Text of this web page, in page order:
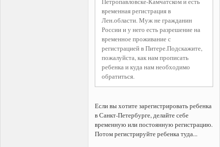
временная регистрация в
Лен.области. Муж не гражданин
России и у него есть разрешение на
временное проживание с
регистрацией в Питере.Подскажите,
пожалуйста, как нам прописать
ребенка и куда нам необходимо
обратиться.
Если вы хотите зарегистрировать ребенка
в Санкт-Петербурге, делайте себе
временную или постоянную регистрацию.
Потом регистрируйте ребенка туда...